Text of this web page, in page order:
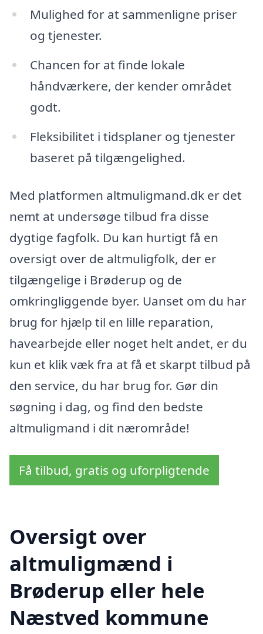
Mulighed for at sammenligne priser
og tjenester.
Chancen for at finde lokale
håndværkere, der kender området
godt.
Fleksibilitet i tidsplaner og tjenester
baseret på tilgængelighed.
Med platformen altmuligmand.dk er det
nemt at undersøge tilbud fra disse
dygtige fagfolk. Du kan hurtigt få en
oversigt over de altmuligfolk, der er
tilgængelige i Brøderup og de
omkringliggende byer. Uanset om du har
brug for hjælp til en lille reparation,
havearbejde eller noget helt andet, er du
kun et klik væk fra at få et skarpt tilbud på
den service, du har brug for. Gør din
søgning i dag, og find den bedste
altmuligmand i dit nærområde!
Få tilbud, gratis og uforpligtende
Oversigt over
altmuligmænd i
Brøderup eller hele
Næstved kommune